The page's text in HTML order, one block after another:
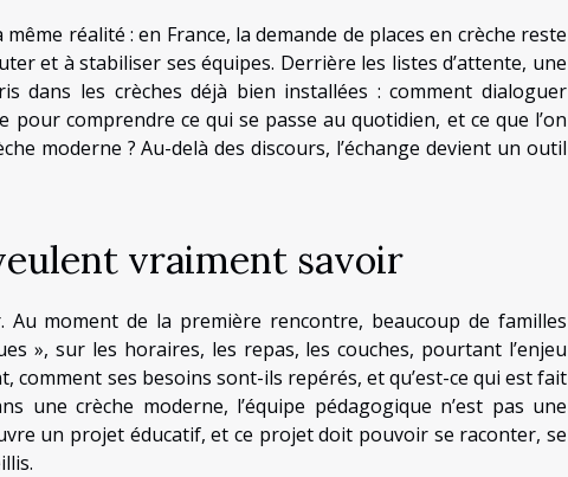
réalité : en France, la demande de places en crèche reste
et à stabiliser ses équipes. Derrière les listes d’attente, une
dans les crèches déjà bien installées : comment dialoguer
pour comprendre ce qui se passe au quotidien, et ce que l’on
moderne ? Au-delà des discours, l’échange devient un outil
vraiment savoir
moment de la première rencontre, beaucoup de familles
», sur les horaires, les repas, les couches, pourtant l’enjeu
comment ses besoins sont-ils repérés, et qu’est-ce qui est fait
une crèche moderne, l’équipe pédagogique n’est pas une
un projet éducatif, et ce projet doit pouvoir se raconter, se